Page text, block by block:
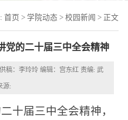
首页 > 学院动态 > 校园新闻 > 正文
党的二十届三中全会精神
稿：李玲玲 编辑：宫东红 责编: 武
源:
十届三中全会精神，